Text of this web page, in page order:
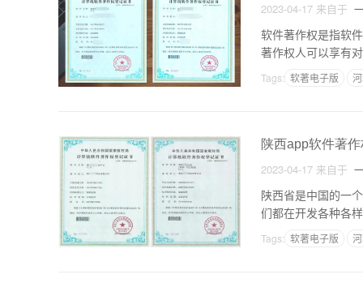
2023-04-17 来自于
软件著作权是指软
著作权人可以享有
著作权也可以转让
Tags: 软著电子版
陕西app软件著
2023-04-17 来自于
陕西省是中国的一
们都在开发各种各
的。因此，本文将
Tags: 软著电子版